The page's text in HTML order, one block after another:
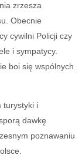
zrzesza
Obecnie
cywilni Policji czy
i sympatycy.
boi się wspólnych
turystyki i
dawkę
poznawaniu